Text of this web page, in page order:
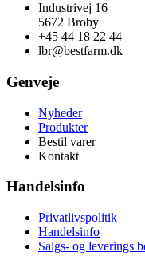
Industrivej 16
5672 Broby
+45 44 18 22 44
lbr@bestfarm.dk
Genveje
Nyheder
Produkter
Bestil varer
Kontakt
Handelsinfo
Privatlivspolitik
Handelsinfo
Salgs- og leverings